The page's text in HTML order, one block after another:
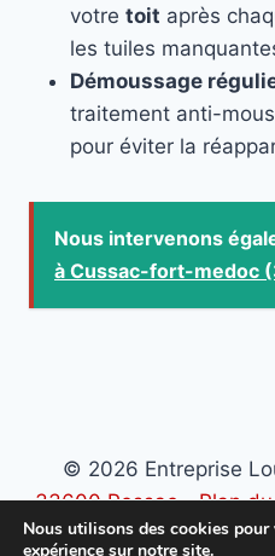
votre toit après
les tuiles
Démoussage
traitement anti-
pour éviter la
Nous intervenons
à Cussac-fort-medoc
© 2026 Entreprise
33600 Pessac-Plan
-Politique de
Nous utilisons des cookies
expérience sur notre site.